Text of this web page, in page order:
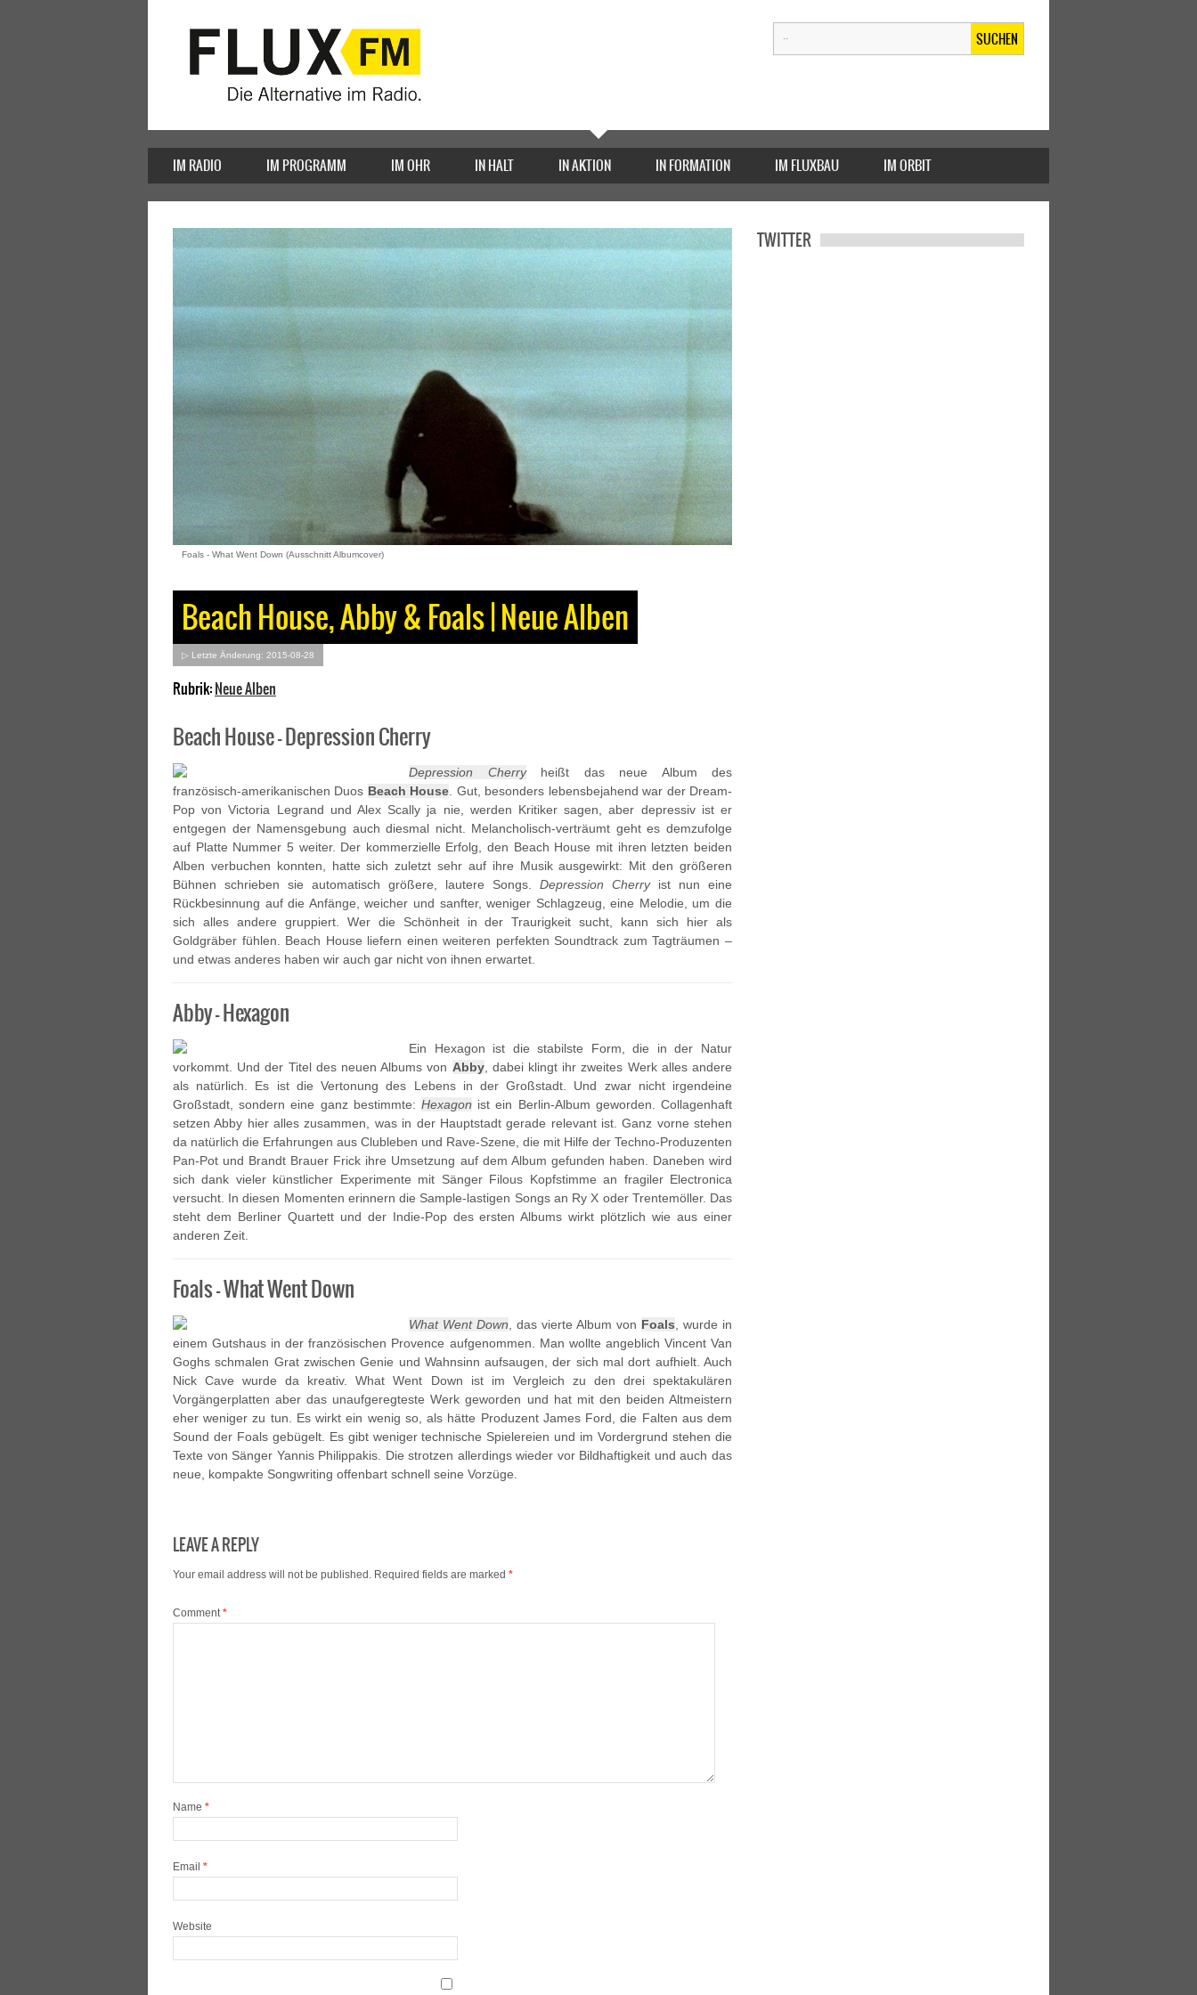
SUCHEN
IM RADIO IM PROGRAMM IM OHR IN HALT IN AKTION IN FORMATION IM FLUXBAU IM ORBIT
Foals - What Went Down (Ausschnitt Albumcover)
Beach House, Abby & Foals | Neue Alben
▷ Letzte Änderung: 2015-08-28
Rubrik:Neue Alben
Beach House – Depression Cherry
Depression Cherryheißt das neue Album des
französisch-amerikanischen Duos Beach House . Gut, besonders lebensbejahend war der Dream-
Pop von Victoria Legrand und Alex Scally ja nie, werden Kritiker sagen, aber depressiv ist er
entgegen der Namensgebung auch diesmal nicht. Melancholisch-verträumt geht es demzufolge
auf Platte Nummer 5 weiter. Der kommerzielle Erfolg, den Beach House mit ihren letzten beiden
Alben verbuchen konnten, hatte sich zuletzt sehr auf ihre Musik ausgewirkt: Mit den größeren
Bühnen schrieben sie automatisch größere, lautere Songs. Depression Cherryist nun eine
Rückbesinnung auf die Anfänge, weicher und sanfter, weniger Schlagzeug, eine Melodie, um die
sich alles andere gruppiert. Wer die Schönheit in der Traurigkeit sucht, kann sich hier als
Goldgräber fühlen. Beach House liefern einen weiteren perfekten Soundtrack zum Tagträumen –
und etwas anderes haben wir auch gar nicht von ihnen erwartet.
Abby – Hexagon
Ein Hexagon ist die stabilste Form, die in der Natur
vorkommt. Und der Titel des neuen Albums von Abby, dabei klingt ihr zweites Werk alles andere
als natürlich. Es ist die Vertonung des Lebens in der Großstadt. Und zwar nicht irgendeine
Großstadt, sondern eine ganz bestimmte: Hexagon ist ein Berlin-Album geworden. Collagenhaft
setzen Abby hier alles zusammen, was in der Hauptstadt gerade relevant ist. Ganz vorne stehen
da natürlich die Erfahrungen aus Clubleben und Rave-Szene, die mit Hilfe der Techno-Produzenten
Pan-Pot und Brandt Brauer Frick ihre Umsetzung auf dem Album gefunden haben. Daneben wird
sich dank vieler künstlicher Experimente mit Sänger Filous Kopfstimme an fragiler Electronica
versucht. In diesen Momenten erinnern die Sample-lastigen Songs an Ry X oder Trentemöller. Das
steht dem Berliner Quartett und der Indie-Pop des ersten Albums wirkt plötzlich wie aus einer
anderen Zeit.
Foals – What Went Down
What Went Down , das vierte Album von Foals , wurde in
einem Gutshaus in der französischen Provence aufgenommen. Man wollte angeblich Vincent Van
Goghs schmalen Grat zwischen Genie und Wahnsinn aufsaugen, der sich mal dort aufhielt. Auch
Nick Cave wurde da kreativ. What Went Down ist im Vergleich zu den drei spektakulären
Vorgängerplatten aber das unaufgeregteste Werk geworden und hat mit den beiden Altmeistern
eher weniger zu tun. Es wirkt ein wenig so, als hätte Produzent James Ford, die Falten aus dem
Sound der Foals gebügelt. Es gibt weniger technische Spielereien und im Vordergrund stehen die
Texte von Sänger Yannis Philippakis. Die strotzen allerdings wieder vor Bildhaftigkeit und auch das
neue, kompakte Songwriting offenbart schnell seine Vorzüge.
LEAVE A REPLY
Your email address will not be published. Required fields are marked *
Comment*
Name *
Email *
Website
TWITTER